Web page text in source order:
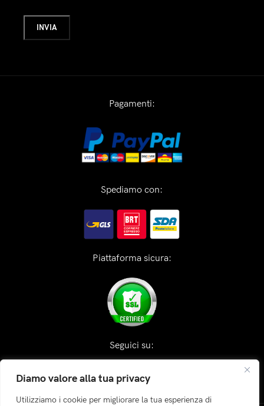
Diamo valore alla tua privacy
Utilizziamo i cookie per migliorare la tua esperienza di
Pagamenti:
Spediamo con:
Piattaforma sicura:
Seguici su: